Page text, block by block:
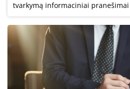
tvarkymą informaciniai